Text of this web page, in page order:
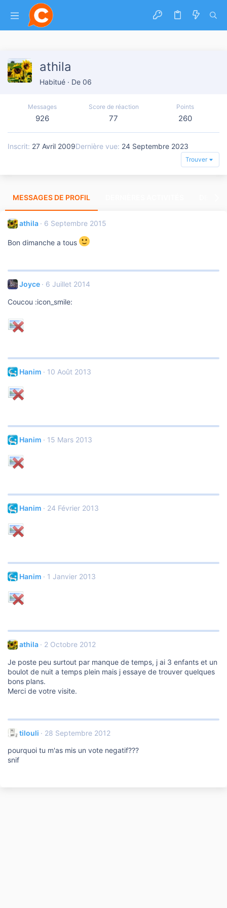
athila
Habitué · De 06
Messages
926
Score de réaction
77
Points
260
Inscrit 27 Avril 2009Dernière vue 24 Septembre 2023
Trouver
MESSAGES DE PROFIL
athila 6 Septembre 2015
Bon dimanche a tous
Joyce 6 Juillet 2014
Coucou :icon_smile:
Hanim 10 Août 2013
Hanim 15 Mars 2013
Hanim 24 Février 2013
Hanim 1 Janvier 2013
athila 2 Octobre 2012
Je poste peu surtout par manque de temps, j ai 3 enfants et un
boulot de nuit a temps plein mais j essaye de trouver quelques
bons plans.
Merci de votre visite.
tilouli 28 Septembre 2012
pourquoi tu m'as mis un vote negatif???
snif